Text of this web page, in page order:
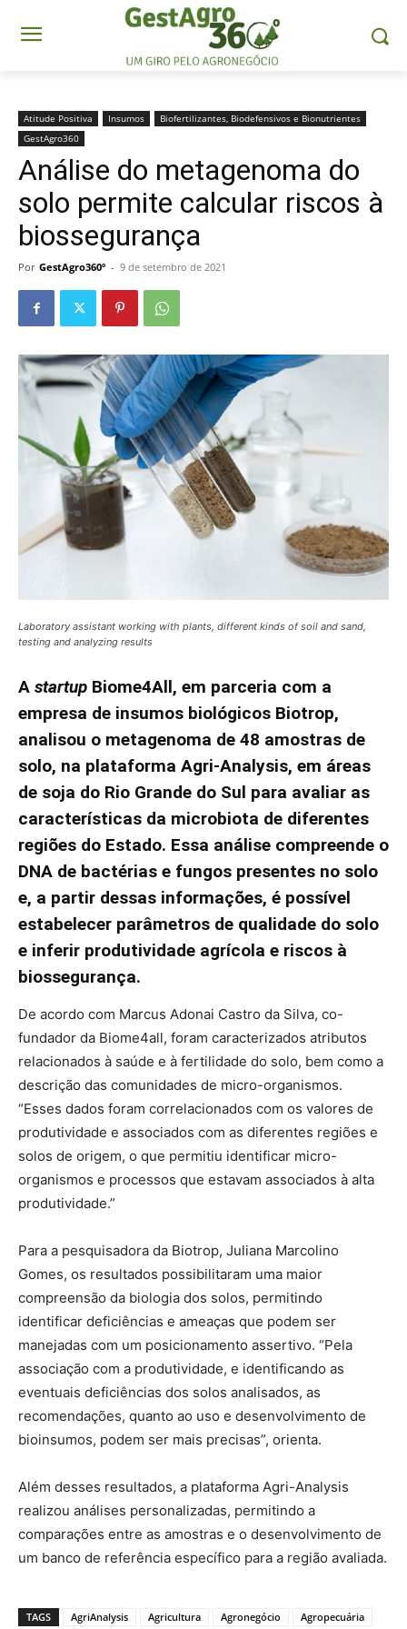
Atitude Positiva Insumos
Biofertilizantes, Biodefensivos e Bionutrientes
GestAgro360
Análise do metagenoma do
solo permite calcular riscos à
biossegurança
Por GestAgro360º - 9 de setembro de 2021
Laboratory assistant working with plants, different kinds of soil and sand,
testing and analyzing results
A startup Biome4All, em parceria com a
empresa de insumos biológicos Biotrop,
analisou o metagenoma de 48 amostras de
solo, na plataforma Agri-Analysis, em áreas
de soja do Rio Grande do Sul para avaliar as
características da microbiota de diferentes
regiões do Estado. Essa análise compreende o
DNA de bactérias e fungos presentes no solo
e, a partir dessas informações, é possível
estabelecer parâmetros de qualidade do solo
e inferir produtividade agrícola e riscos à
biossegurança.
De acordo com Marcus Adonai Castro da Silva, co-
fundador da Biome4all, foram caracterizados atributos
relacionados à saúde e à fertilidade do solo, bem como a
descrição das comunidades de micro-organismos.
“Esses dados foram correlacionados com os valores de
produtividade e associados com as diferentes regiões e
solos de origem, o que permitiu identificar micro-
organismos e processos que estavam associados à alta
produtividade.”
Para a pesquisadora da Biotrop, Juliana Marcolino
Gomes, os resultados possibilitaram uma maior
compreensão da biologia dos solos, permitindo
identificar deficiências e ameaças que podem ser
manejadas com um posicionamento assertivo. “Pela
associação com a produtividade, e identificando as
eventuais deficiências dos solos analisados, as
recomendações, quanto ao uso e desenvolvimento de
bioinsumos, podem ser mais precisas”, orienta.
Além desses resultados, a plataforma Agri-Analysis
realizou análises personalizadas, permitindo a
comparações entre as amostras e o desenvolvimento de
um banco de referência específico para a região avaliada.
TAGS AgriAnalysis Agricultura Agronegócio Agropecuária